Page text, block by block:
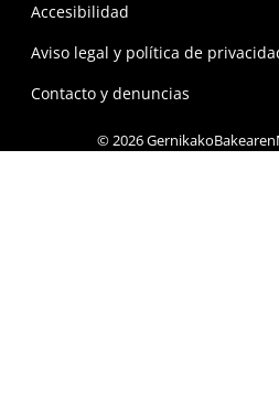
Accesibilidad
Aviso legal y política de
Contacto y denuncias
© 2026